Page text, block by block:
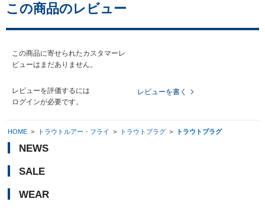
この商品のレビュー
この商品に寄せられたカスタマーレ
ビューはまだありません。
レビューを評価するには
ログインが必要です。
レビューを書く
HOME > トラウトルアー・フライ > トラウトプラグ > トラウトプラグ
NEWS
SALE
WEAR